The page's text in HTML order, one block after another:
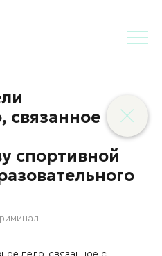
связанное
спортивной